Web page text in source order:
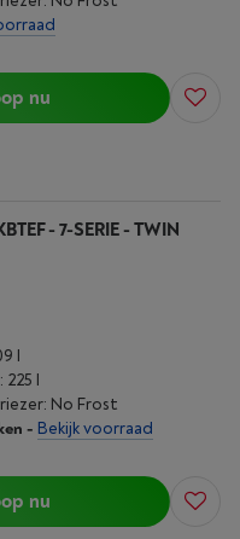
nu
- 7-SERIE - TWIN
l
l
No Frost
- Bekijk voorraad
nu